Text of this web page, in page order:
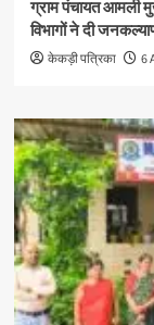
ग्राम पंचायत आमली
विभागों ने दी
केकड़ी पत्रिका 6